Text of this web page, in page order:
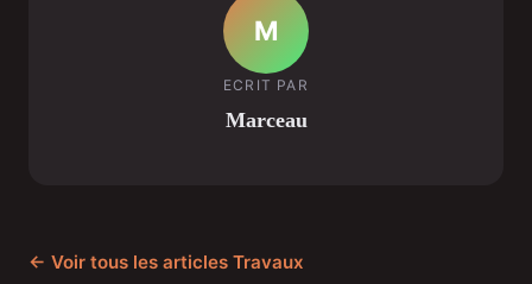
M
ECRIT PAR
Marceau
← Voir tous les articles Travaux